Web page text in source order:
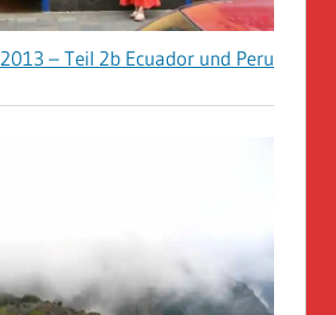
2013 – Teil 2b Ecuador und Peru